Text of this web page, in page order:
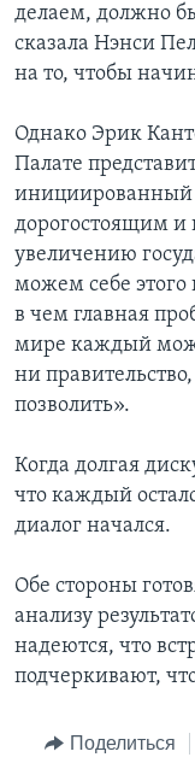
делаем, должно
сказала Нэнси
на то, чтобы
Однако Эрик
Палате
инициированный
дорогостоящим и
увеличению
можем себе этого
в чем главная
мире каждый
ни
позволить».
Когда долгая
что каждый
диалог начался.
Обе стороны
анализу
надеются, что
подчеркивают,
Поделиться